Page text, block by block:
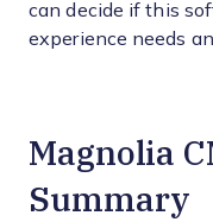
can decide if this
experience needs
Magnolia
Summary